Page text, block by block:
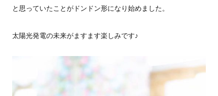
と思っていたことがドンドン形になり始めました。
太陽光発電の未来がますます楽しみです♪